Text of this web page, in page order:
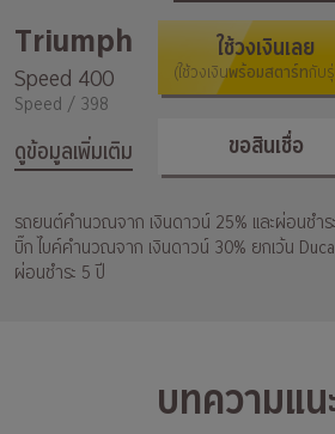
Triumph
Speed 400
Speed / 398
ดูข้อมูลเพิ่มเติม
ใช้วงเงินเลย
(ใช้วงเงินพร้อมสตาร์ทกับ
ขอสินเชื่อ
รถยนต์คำนวณจาก เงินดาวน์ 25% และผ่อนชำร
บิ๊ก ไบค์คำนวณจาก เงินดาวน์ 30% ยกเว้น
ผ่อนชำระ 5 ปี
บทความแน